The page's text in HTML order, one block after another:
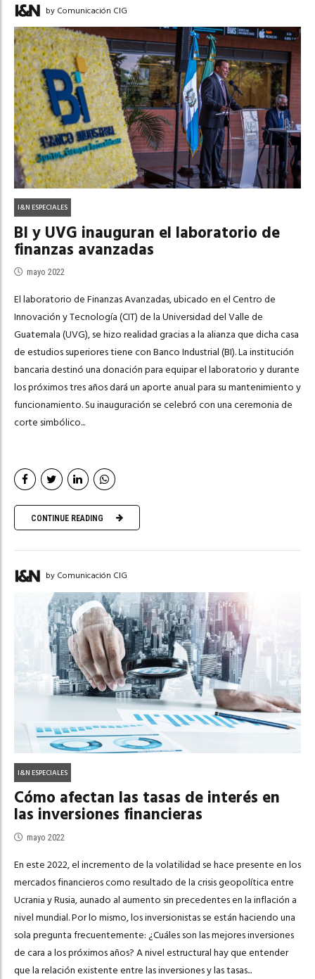
by Comunicación CIG
I&N ESPECIALES
BI y UVG inauguran el laboratorio de
finanzas avanzadas
mayo 2022
El laboratorio de Finanzas Avanzadas, ubicado en el Centro de
Innovación y Tecnología (CIT) de la Universidad del Valle de
Guatemala (UVG), se hizo realidad gracias a la alianza que dicha casa
de estudios superiores tiene con Banco Industrial (BI). La institución
bancaria destinó una donación para equipar el laboratorio y durante
los próximos tres años dará un aporte anual para su mantenimiento y
funcionamiento. Su inauguración se celebró con una ceremonia de
corte simbólico...
CONTINUE READING
by Comunicación CIG
I&N ESPECIALES
Cómo afectan las tasas de interés en
las inversiones financieras
mayo 2022
En este 2022, el incremento de la volatilidad se hace presente en los
mercados financieros como resultado de la crisis geopolítica entre
Ucrania y Rusia, aunado al aumento sin precedentes en la inflación a
nivel mundial. Por lo mismo, los inversionistas se están haciendo una
sola pregunta frecuentemente: ¿Cuáles son las mejores inversiones
de cara a los próximos años? A nivel estructural hay que entender
que la relación existente entre las inversiones y las tasas...